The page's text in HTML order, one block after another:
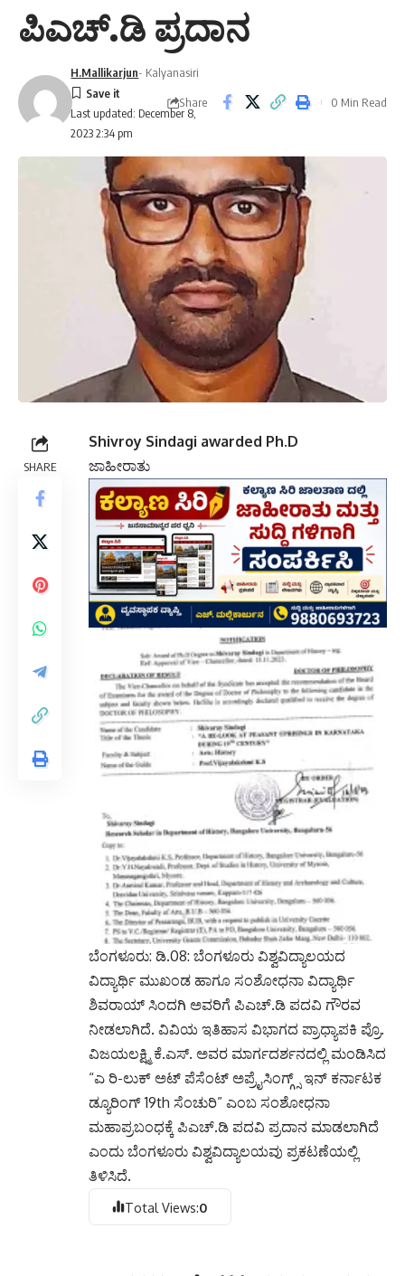
ಪಿಎಚ್.ಡಿ ಪ್ರದಾನ
Last updated: December 8,
2023 2:34 pm
H.Mallikarjun- Kalyanasiri
Share 0 Min Read
SHARE
Shivroy Sindagi awarded Ph.D
ಜಾಹೀರಾತು
ಬೆಂಗಳೂರು: ಡಿ.08: ಬೆಂಗಳೂರು ವಿಶ್ವವಿದ್ಯಾಲಯದ
ವಿದ್ಯಾರ್ಥಿ ಮುಖಂಡ ಹಾಗೂ ಸಂಶೋಧನಾ ವಿದ್ಯಾರ್ಥಿ
ಶಿವರಾಯ್ ಸಿಂದಗಿ ಅವರಿಗೆ ಪಿಎಚ್.ಡಿ ಪದವಿ ಗೌರವ
ನೀಡಲಾಗಿದೆ. ವಿವಿಯ ಇತಿಹಾಸ ವಿಭಾಗದ ಪ್ರಾಧ್ಯಾಪಕಿ ಪ್ರೊ.
ವಿಜಯಲಕ್ಷ್ಮಿ ಕೆ.ಎಸ್. ಅವರ ಮಾರ್ಗದರ್ಶನದಲ್ಲಿ ಮಂಡಿಸಿದ
“ಎ ರಿ-ಲುಕ್ ಅಟ್ ಪೆಸೆಂಟ್ ಅಪ್ರೈಸಿಂಗ್ಗ್ಸ್ ಇನ್ ಕರ್ನಾಟಕ
ಡ್ಯೂರಿಂಗ್ 19th ಸೆಂಚುರಿ” ಎಂಬ ಸಂಶೋಧನಾ
ಮಹಾಪ್ರಬಂಧಕ್ಕೆ ಪಿಎಚ್.ಡಿ ಪದವಿ ಪ್ರದಾನ ಮಾಡಲಾಗಿದೆ
ಎಂದು ಬೆಂಗಳೂರು ವಿಶ್ವವಿದ್ಯಾಲಯವು ಪ್ರಕಟಣೆಯಲ್ಲಿ
ತಿಳಿಸಿದೆ.
Total Views:0